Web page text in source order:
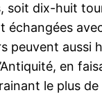
dix-huit
peuvent
en
le plus